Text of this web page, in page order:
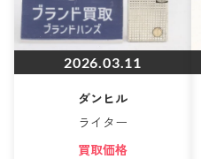
2026.03.11
ダンヒル
ライター
買取価格